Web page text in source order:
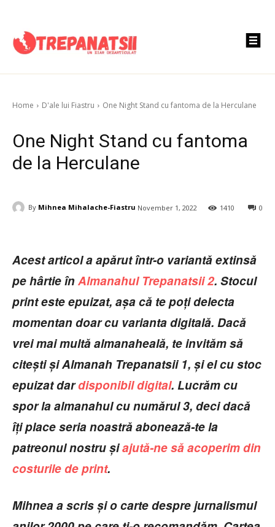
Home D'ale lui Fiastru One Night Stand cu fantoma de la Herculane
One Night Stand cu fantoma
de la Herculane
By Mihnea Mihalache-Fiastru November 1, 2022 0
1410
Acest articol a apărut într-o variantă extinsă
pe hârtie înAlmanahul Trepanatsii 2. Stocul
print este epuizat, așa că te poți delecta
momentan doar cu varianta digitală. Dacă
vrei mai multăalmanaheală, te invităm să
citeștiși Almanah Trepanatsii 1, și el cu stoc
epuizat dardisponibil digital. Lucrăm cu
spor la almanahul cu numărul 3, deci dacă
îți place seria noastră abonează-te la
patreonul nostrușiajută-ne să acoperim din
costurile de print.
Mihnea a scrisși o carte despre jurnalismul